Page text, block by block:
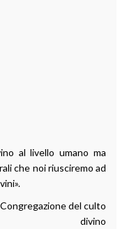
al livello umano ma
che noi riusciremo ad
del culto
divino